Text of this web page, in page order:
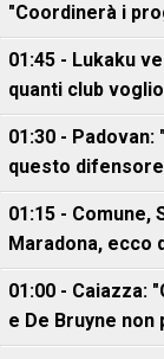
"Coordinerà i
01:45 - Lukaku
quanti club
01:30 -
questo
01:15 - Comune,
Maradona, ecco
01:00 - Caiazza:
e De Bruyne